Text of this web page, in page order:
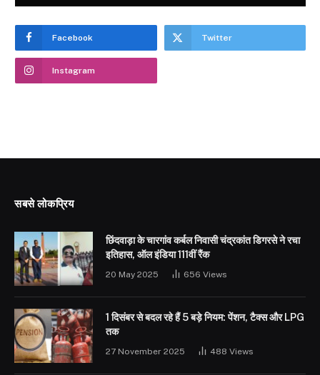
Facebook Twitter
Instagram
सबसे लोकप्रिय
छिंदवाड़ा के चारगांव कर्बल निवासी चंद्रकांत डिगरसे ने रचा
इतिहास, ऑल इंडिया 111वीं रैंक
20 May 2025 656 Views
1 दिसंबर से बदल रहे हैं 5 बड़े नियम: पेंशन, टैक्स और LPG
तक
27 November 2025 488 Views